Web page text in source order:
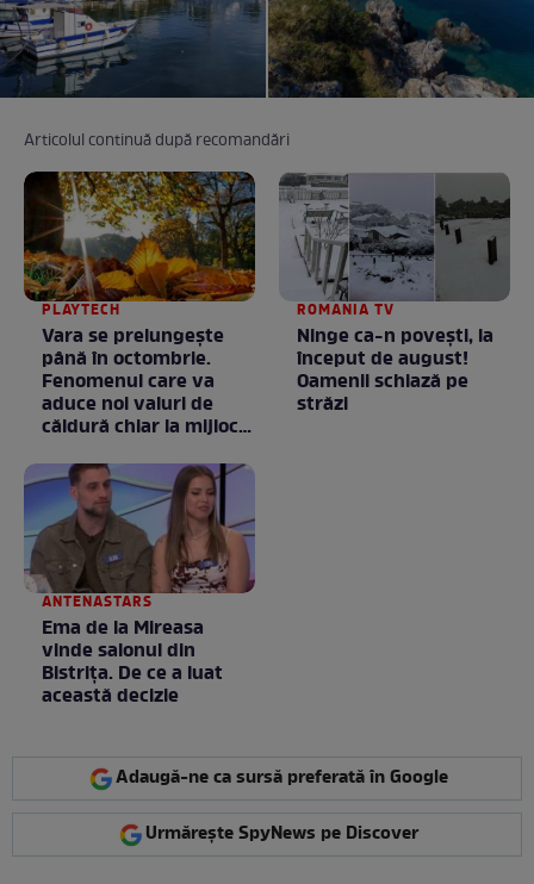
Articolul continuă după recomandări
PLAYTECH
Vara se prelungeşte
până în octombrie.
Fenomenul care va
aduce noi valuri de
căldură chiar la mijlocul
ROMANIA TV
Ninge ca-n povești, la
început de august!
Oamenii schiază pe
străzi
ANTENASTARS
Ema de la Mireasa
vinde salonul din
Bistrița. De ce a luat
această decizie
Adaugă-ne ca sursă preferată în Google
Urmărește SpyNews pe Discover